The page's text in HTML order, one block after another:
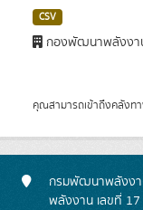
CSV
กองพัฒนาพลังงา
คุณสามารถเข้าถึงคลังท
กรมพัฒนาพลังงา
พลังงาน เลขที่